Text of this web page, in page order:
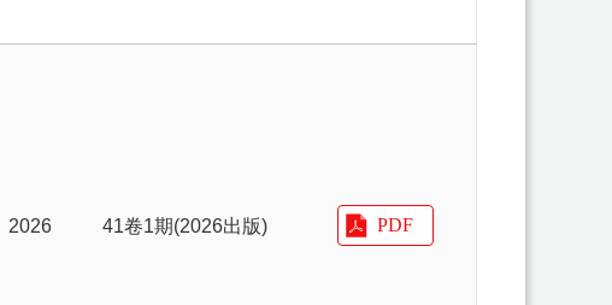
2026 41卷1期(2026出版)